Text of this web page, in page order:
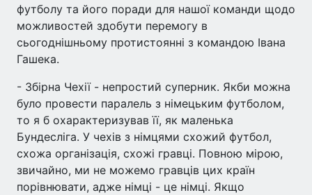
футболу та його поради для нашої команди щодо
можливостей здобути перемогу в
сьогоднішньому протистоянні з командою Івана
Гашека.
- Збірна Чехії - непростий суперник. Якби можна
було провести паралель з німецьким футболом,
то я б охарактеризував її, як маленька
Бундесліга. У чехів з німцями схожий футбол,
схожа організація, схожі гравці. Повною мірою,
звичайно, ми не можемо гравців цих країн
порівнювати, адже німці - це німці. Якщо